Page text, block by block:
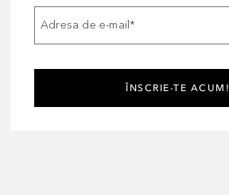
Adresa de e-mail*
ÎNSCRIE-TE ACUM!